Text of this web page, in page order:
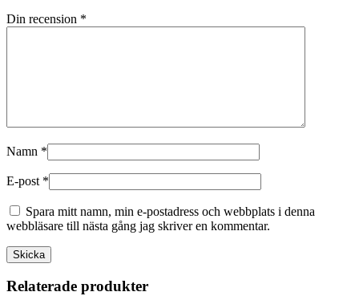
Din recension *
Namn *
E-post *
Spara mitt namn, min e-postadress och webbplats i denna
webbläsare till nästa gång jag skriver en kommentar.
Relaterade produkter